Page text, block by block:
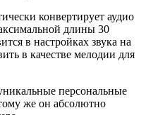
конвертирует аудио
длины 30
в настройках звука на
в качестве мелодии для
персональные
же он абсолютно